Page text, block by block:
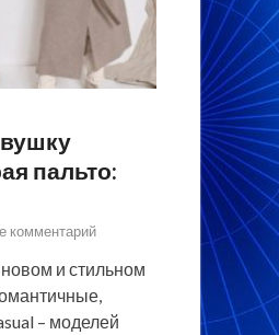
пальто:
комментарий
и стильном
– моделей